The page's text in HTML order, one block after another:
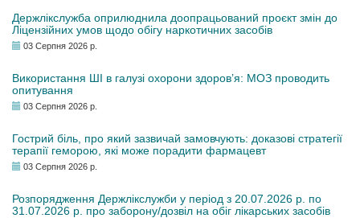
Держлікслужба оприлюднила доопрацьований проєкт змін до
Ліцензійних умов щодо обігу наркотичних засобів
03 Серпня 2026 р.
Використання ШІ в галузі охорони здоров’я: МОЗ проводить
опитування
03 Серпня 2026 р.
Гострий біль, про який зазвичай замовчують: доказові стратегії
терапії геморою, які може порадити фармацевт
03 Серпня 2026 р.
Розпорядження Держлікслужби у період з 20.07.2026 р. по
31.07.2026 р. про заборону/дозвіл на обіг лікарських засобів